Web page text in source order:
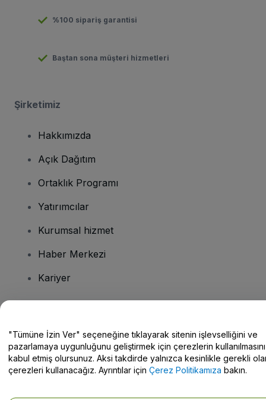
%100 sipariş garantisi
Baştan sona müşteri hizmetleri
Şirketimiz
Hakkımızda
Açık Dağıtım
Ortaklık Programı
Yatırımcılar
Kurumsal hizmet
Haber Merkezi
Kariyer
Yardım Merkezi / Bize Ulaşın
"Tümüne İzin Ver" seçeneğine tıklayarak sitenin işlevselliğini ve
pazarlamaya uygunluğunu geliştirmek için çerezlerin kullanılmasını
kabul etmiş olursunuz. Aksi takdirde yalnızca kesinlikle gerekli
çerezleri kullanacağız. Ayrıntılar için Çerez Politikamıza bakın.